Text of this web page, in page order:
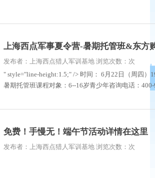
上海西点军事夏令营-暑期托管班&东方
发布者：上海西点猎人军训基地 浏览次数：次
" style="line-height:1.5;" /> 时间： 6月22日（周四
暑期托管班课程对象：6--16岁青少年咨询电话：400-
免费！手慢无！端午节活动详情在这里
发布者：上海西点猎人军训基地 浏览次数：次